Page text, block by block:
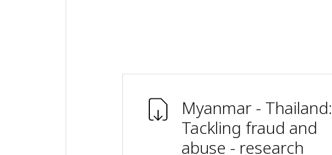
Myanmar - Thailand:
Tackling fraud and
abuse - research